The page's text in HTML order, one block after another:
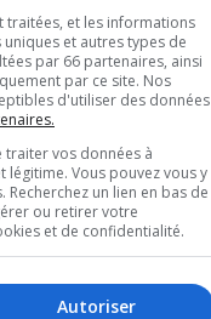
édition du Festival
Butler, Le Vent
Otone, Nadine et
génération
voix de l’Acadie,
– toutes réunies
traitées, et les informations
et autres types de
par 66 partenaires, ainsi
par ce site. Nos
d'utiliser des données
traiter vos données à
Vous pouvez vous y
un lien en bas de
ou retirer votre
et de confidentialité.
Autoriser